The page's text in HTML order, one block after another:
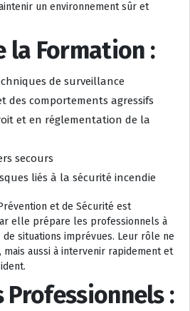
un environnement sûr et
la Formation :
de surveillance
des comportements agressifs
et en réglementation de la
secours
liés à la sécurité incendie
et de Sécurité est
elle prépare les professionnels à
situations imprévues. Leur rôle ne
aussi à intervenir rapidement et
Professionnels :